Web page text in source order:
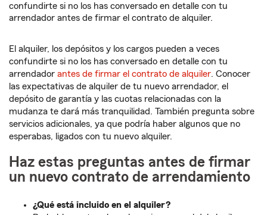
confundirte si no los has conversado en detalle con tu
arrendador antes de firmar el contrato de alquiler.
El alquiler, los depósitos y los cargos pueden a veces
confundirte si no los has conversado en detalle con tu
arrendador antes de firmar el contrato de alquiler. Conocer
las expectativas de alquiler de tu nuevo arrendador, el
depósito de garantía y las cuotas relacionadas con la
mudanza te dará más tranquilidad. También pregunta sobre
servicios adicionales, ya que podría haber algunos que no
esperabas, ligados con tu nuevo alquiler.
Haz estas preguntas antes de firmar
un nuevo contrato de arrendamiento
¿Qué está incluido en el alquiler?